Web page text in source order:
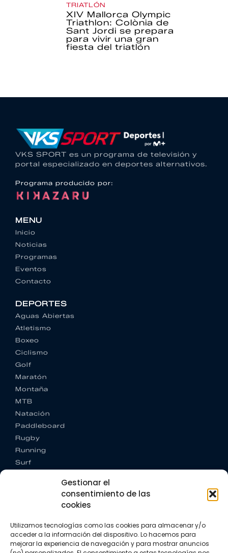
Gestionar el
consentimiento de las
cookies
Utilizamos tecnologías como las cookies para almacenar y/o
acceder a la información del dispositivo. Lo hacemos para
mejorar la experiencia de navegación y para mostrar anuncios
TRIATLÓN
XIV Mallorca Olympic
Triathlon: Colònia de
Sant Jordi se prepara
para vivir una gran
fiesta del triatlón
VKS SPORT es un programa de televisión y
portal especializado en deportes alternativos.
Programa producido por:
MENU
Inicio
Noticias
Programas
Eventos
Contacto
DEPORTES
Aguas Abiertas
Atletismo
Boxeo
Ciclismo
Golf
Maratón
Montaña
MTB
Natación
Paddleboard
Rugby
Running
Surf
CONTACTO
+34 662 342 177
info@vkssport.com
SÍGUENOS